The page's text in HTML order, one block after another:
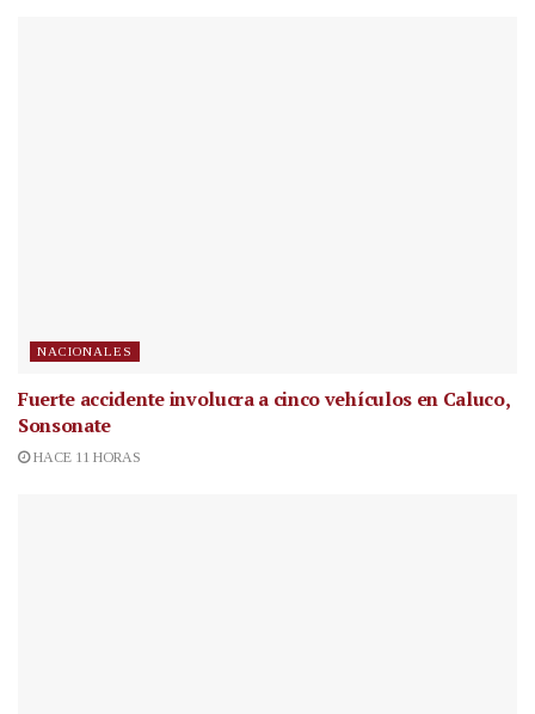
NACIONALES
Fuerte accidente involucra a cinco vehículos en Caluco,
Sonsonate
HACE 11 HORAS